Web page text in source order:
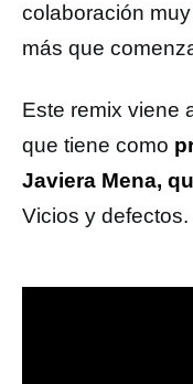
colaboración
más que
Este remix viene
que tiene como
Javiera Mena,
Vicios y defectos.